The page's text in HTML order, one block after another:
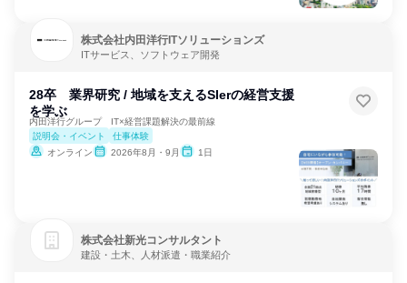
株式会社内田洋行ITソリューションズ
ITサービス、ソフトウェア開発
28卒 業界研究 / 地域を支えるSIerの経営支援
を学ぶ
内田洋行グループ IT×経営課題解決の最前線
説明会・イベント
仕事体験
オンライン
2026年8月・9月 1日
株式会社新光コンサルタント
建設・土木、人材派遣・職業紹介